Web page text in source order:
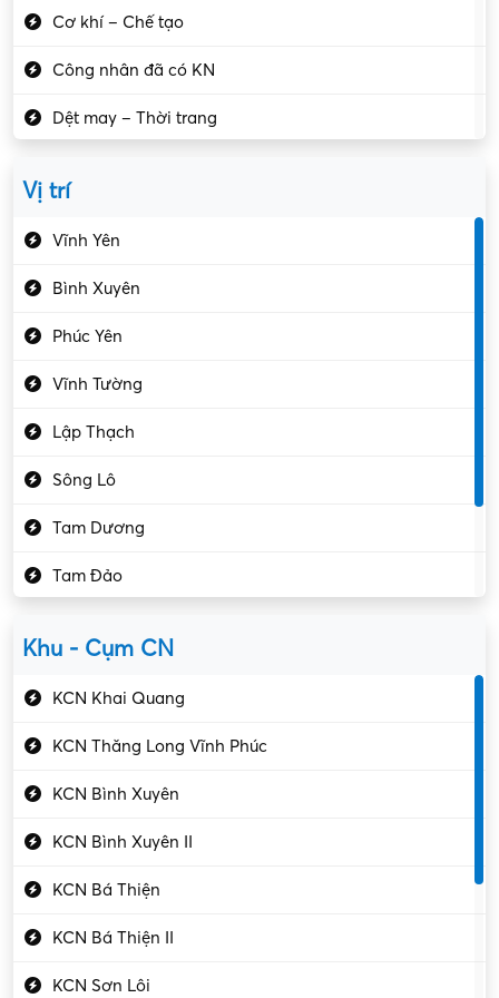
Cơ khí – Chế tạo
Công nhân đã có KN
Dệt may – Thời trang
Kiểm soát chất lượng
Kỹ sư cơ khí
Kỹ sư điện
Kỹ thuật cao
Kỹ thuật mạng – IT
Làm bán thời gian
Lao động phổ thông
Lập trình – Phát triển
Luật – Công chứng
Vị trí
Vĩnh Yên
Bình Xuyên
Phúc Yên
Vĩnh Tường
Lập Thạch
Sông Lô
Tam Dương
Tam Đảo
Khu - Cụm CN
KCN Khai Quang
KCN Thăng Long Vĩnh Phúc
KCN Bình Xuyên
KCN Bình Xuyên II
KCN Bá Thiện
KCN Bá Thiện II
KCN Sơn Lôi